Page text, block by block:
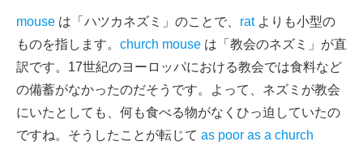
mouse は「ハツカネズミ」のことで、 rat よりも小型の
ものを指します。 church mouse は「教会のネズミ」が直
訳です。17世紀のヨーロッパにおける教会では食料など
の備蓄がなかったのだそうです。よって、ネズミが教会
にいたとしても、何も食べる物がなくひっ迫していたの
ですね。そうしたことが転じて as poor as a church